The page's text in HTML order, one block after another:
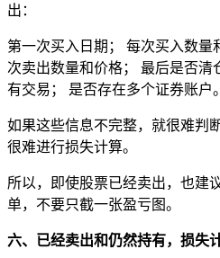
出：
第一次买入日期； 每次买入数量
次卖出数量和价格； 最后是否清
有交易； 是否存在多个证券账户。
如果这些信息不完整，就很难判
很难进行损失计算。
所以，即使股票已经卖出，也建
单，不要只截一张盈亏图。
六、已经卖出和仍然持有，损失